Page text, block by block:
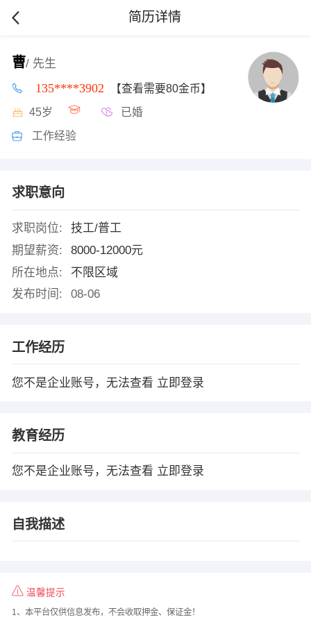
简历详情
曹/ 先生
135****3902 【查看需要80金币】
45岁 已婚
工作经验
求职意向
求职岗位:
技工/普工
期望薪资:
8000-12000元
所在地点:
不限区域
发布时间:
08-06
工作经历
您不是企业账号，无法查看 立即登录
教育经历
您不是企业账号，无法查看 立即登录
自我描述
温馨提示
1、本平台仅供信息发布，不会收取押金、保证金！